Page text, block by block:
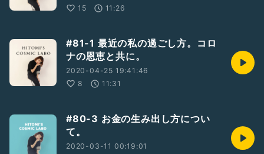
15
11:26
#81-1 最近の私の過ごし方。コロ
ナの恩恵と共に。
2020-04-25 19:41:46
8
11:31
#80-3 お金の生み出し方につい
て。
2020-03-11 00:19:01